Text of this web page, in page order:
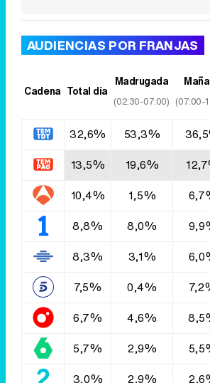
AUDIENCIAS POR FRANJAS
Cadena Total día
Madrugada
(02:30-07:00) (07:00-
32,6% 53,3%
13,5%
19,6%
10,4%
1,5%
8,8%
8,0%
8,3%
3,1%
7,5%
0,4%
6,7%
4,6%
5,7%
2,9%
3,0%
2,9%